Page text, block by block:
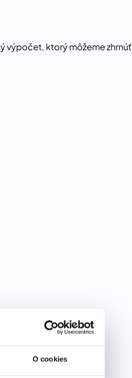
O cookies
výpočet, ktorý môžeme zhrnúť